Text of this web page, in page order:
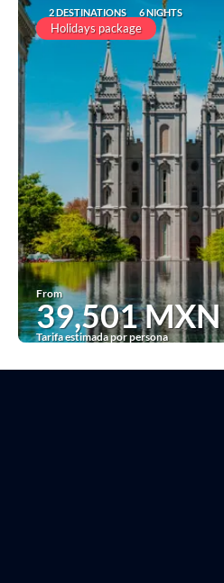
2 DESTINATIONS 6 NIGHTS
Holidays package
From
39,501 MXN
Tarifa estimada por persona